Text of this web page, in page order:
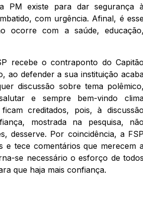
PM existe para dar segurança
com urgência. Afinal, é
ocorre com a saúde, educação,
recebe o contraponto do Capitão
ao defender a sua instituição
discussão sobre tema polêmico,
e sempre bem-vindo
creditados, pois, à discussão
mostrada na pesquisa, não
desserve. Por coincidência, a FSP
e tece comentários que merecem
se necessário o esforço de todos
que haja mais confiança.